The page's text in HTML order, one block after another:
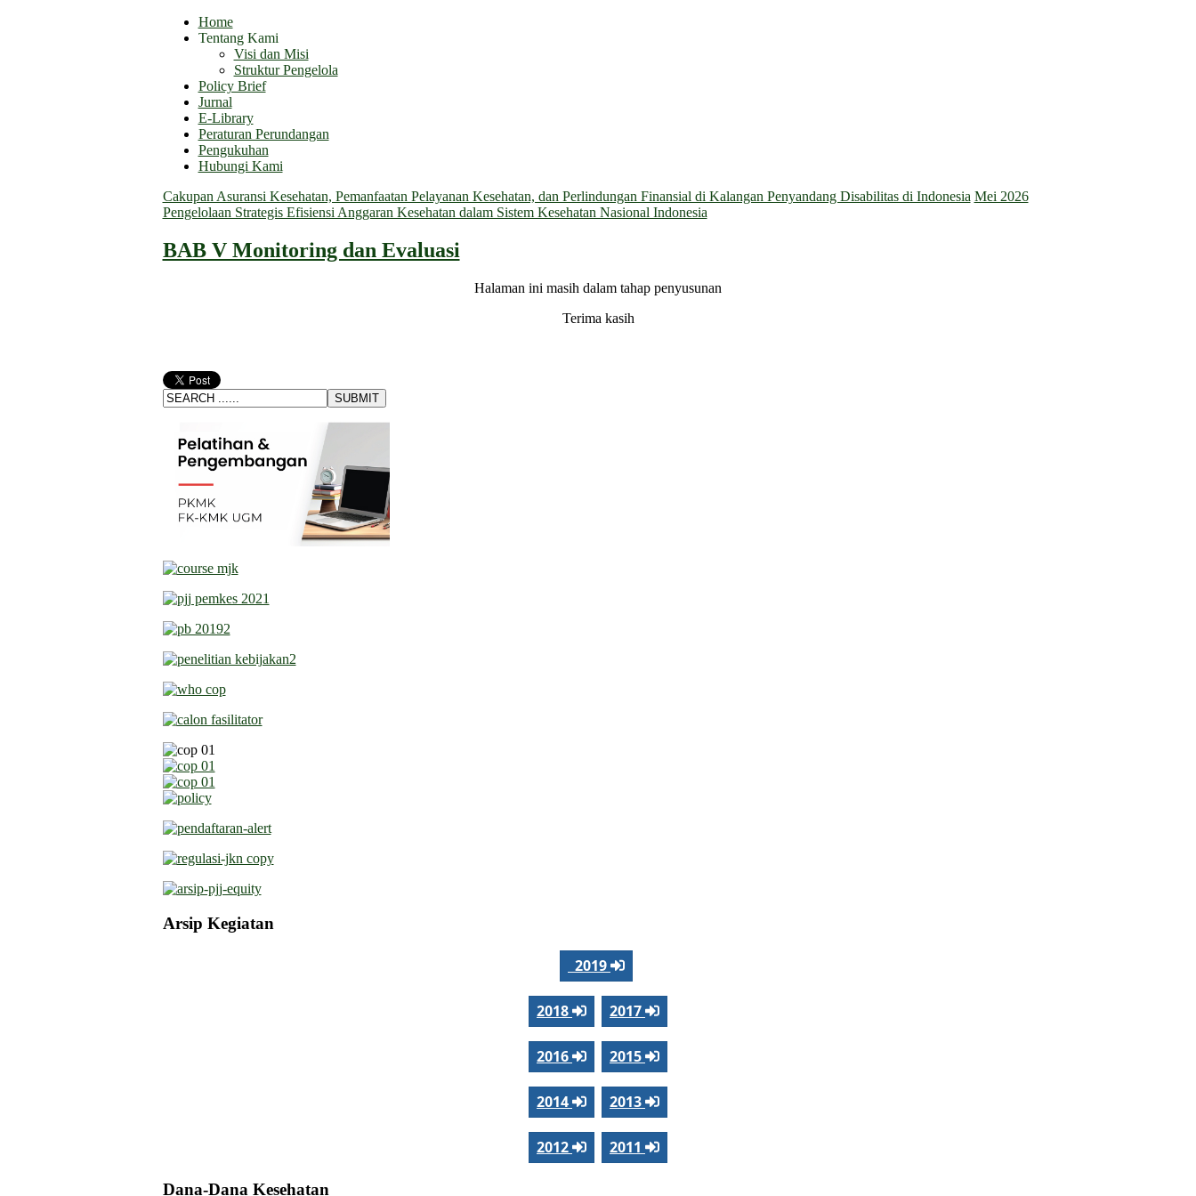
Home
Tentang Kami
Visi dan Misi
Struktur Pengelola
Policy Brief
Jurnal
E-Library
Peraturan Perundangan
Pengukuhan
Hubungi Kami
Cakupan Asuransi Kesehatan, Pemanfaatan Pelayanan Kesehatan, dan Perlindungan Finansial di Kalangan Penyandang Disabilitas di Indonesia Mei 2026
Pengelolaan Strategis Efisiensi Anggaran Kesehatan dalam Sistem Kesehatan Nasional Indonesia
BAB V Monitoring dan Evaluasi
Halaman ini masih dalam tahap penyusunan
Terima kasih
Arsip Kegiatan
2019
2018 2017
2016 2015
2014 2013
2012 2011
Dana-Dana Kesehatan